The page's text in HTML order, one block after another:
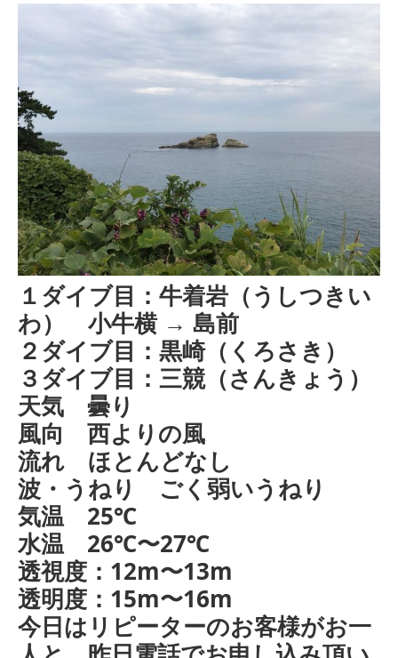
１ダイブ目：牛着岩（うしつきい
わ） 小牛横 → 島前
２ダイブ目：黒崎（くろさき）
３ダイブ目：三競（さんきょう）
天気 曇り
風向 西よりの風
流れ ほとんどなし
波・うねり ごく弱いうねり
気温 25℃
水温 26℃〜27℃
透視度：12m〜13m
透明度：15m〜16m
今日はリピーターのお客様がお一